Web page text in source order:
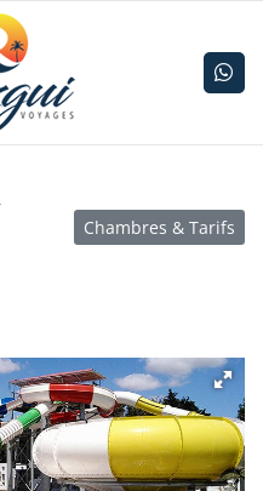
Chambres & Tarifs